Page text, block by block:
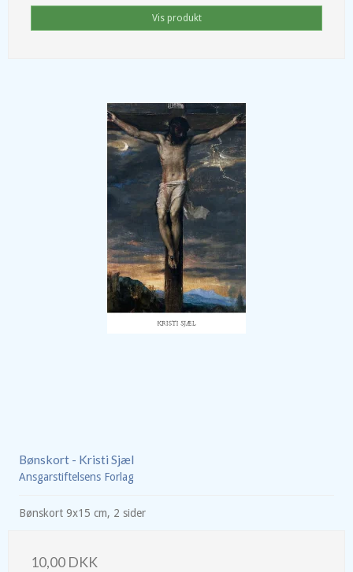
Vis produkt
Bønskort - Kristi Sjæl
Ansgarstiftelsens Forlag
Bønskort 9x15 cm, 2 sider
10,00 DKK